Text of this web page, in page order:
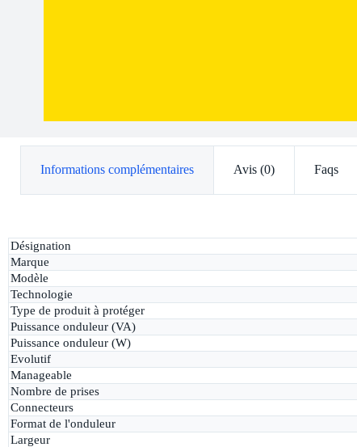
Informations complémentaires Avis (0) Faqs
Désignation
Marque
Modèle
Technologie
Type de produit à protéger
Puissance onduleur (VA)
Puissance onduleur (W)
Evolutif
Manageable
Nombre de prises
Connecteurs
Format de l'onduleur
Largeur